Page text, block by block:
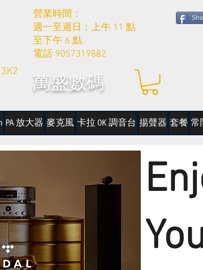
營業時間：
週一至週日：上午 11 點
至下午 6 點
電話 9057319882
萬盛數碼
PA 放大器 麥克風 卡拉 OK 調音台 揚聲器 套餐 常